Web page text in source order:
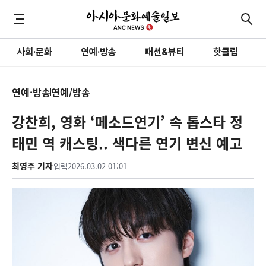
사회·문화 연예·방송 패션&뷰티 핫클립
연예·방송연예/방송
강찬희, 영화 ‘메소드연기’ 속 톱스타 정
태민 역 캐스팅.. 색다른 연기 변신 예고
최영주 기자입력2026.03.02 01:01